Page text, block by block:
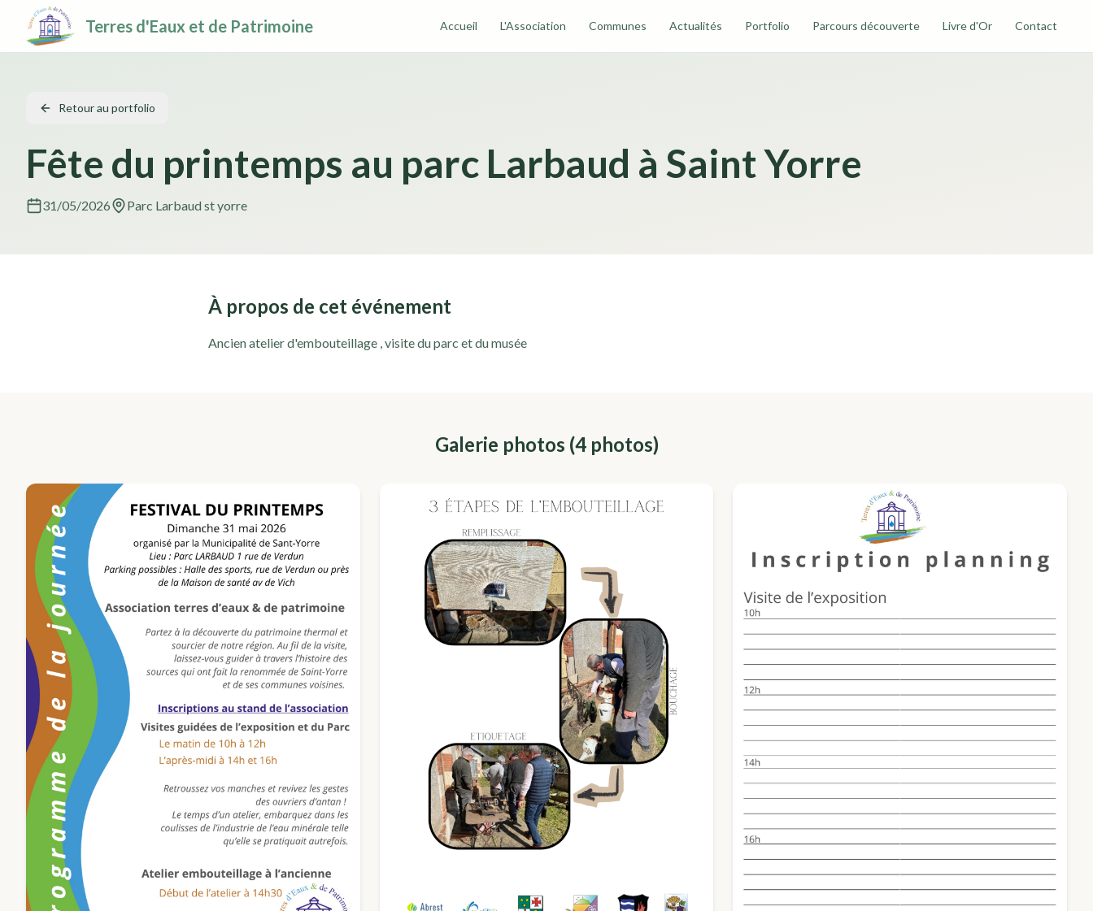
Aller au contenu principal
Terres d'Eaux et de Patrimoine Accueil L'Association Communes Actualités Portfolio Parcours découverte Livre d'Or Contact
Retour au portfolio
Fête du printemps au parc Larbaud à Saint Yorre
31/05/2026 Parc Larbaud st yorre
À propos de cet événement
Ancien atelier d'embouteillage , visite du parc et du musée
Galerie photos (4photos)